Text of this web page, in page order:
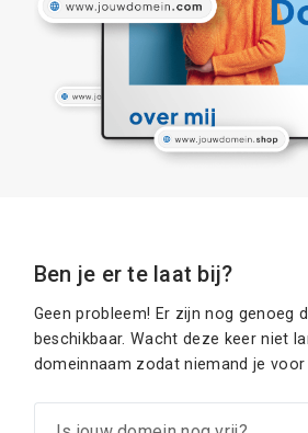
Ben je er te laat bij?
Geen probleem! Er zijn nog genoeg
beschikbaar. Wacht deze keer niet
domeinnaam zodat niemand je voor